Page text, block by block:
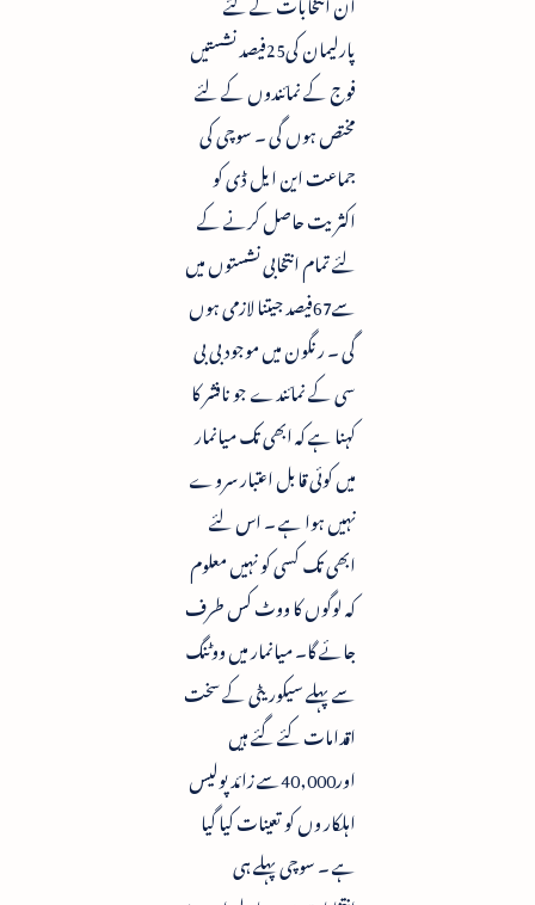
پارلیمان کی25فیصد نشستیں
فوج کے نمائندوں کے لئے
مختص ہوں گی ۔ سوچی کی
جماعت این ایل ڈی کو
اکثریت حاصل کرنے کے
لئے تمام انتخابی نشستوں میں
سے67فیصد جیتنا لازمی ہوں
گی ۔ رنگون میں موجود بی بی
سی کے نمائندے جو نافشر کا
کہنا ہے کہ ابھی تک میانمار
میں کوئی قابل اعتبار سروے
نہیں ہوا ہے ۔ اس لئے
ابھی تک کسی کو نہیں معلوم
کہ لوگوں کا ووٹ کس طرف
جائے گا۔ میانمار میں ووٹنگ
سے پہلے سیکوریٹی کے سخت
اقدامات کئے گئے ہیں
اور40,000سے زائد پولیس
اہلکار وں کو تعینات کیا گیا
ہے ۔ سوچی پہلے ہی